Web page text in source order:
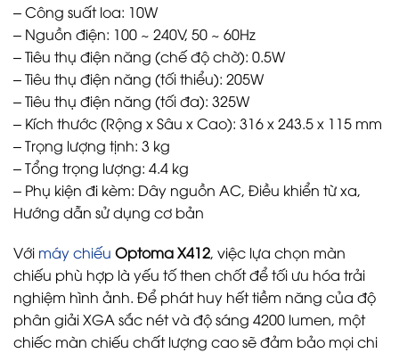
– Công suất loa: 10W
– Nguồn điện: 100 ~ 240V, 50 ~ 60Hz
– Tiêu thụ điện năng (chế độ chờ): 0.5W
– Tiêu thụ điện năng (tối thiểu): 205W
– Tiêu thụ điện năng (tối đa): 325W
– Kích thước (Rộng x Sâu x Cao): 316 x 243.5 x 115 mm
– Trọng lượng tịnh: 3 kg
– Tổng trọng lượng: 4.4 kg
– Phụ kiện đi kèm: Dây nguồn AC, Điều khiển từ xa,
Hướng dẫn sử dụng cơ bản
Với máy chiếu Optoma X412, việc lựa chọn màn
chiếu phù hợp là yếu tố then chốt để tối ưu hóa trải
nghiệm hình ảnh. Để phát huy hết tiềm năng của độ
phân giải XGA sắc nét và độ sáng 4200 lumen, một
chiếc màn chiếu chất lượng cao sẽ đảm bảo mọi chi